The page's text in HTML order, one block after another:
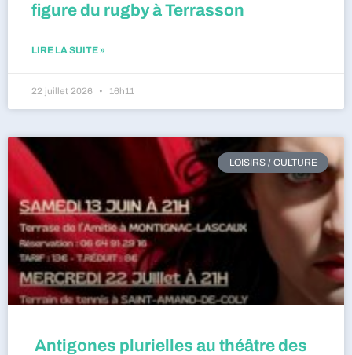
figure du rugby à Terrasson
LIRE LA SUITE »
22 juillet 2026 16h11
LOISIRS / CULTURE
Antigones plurielles au théâtre des